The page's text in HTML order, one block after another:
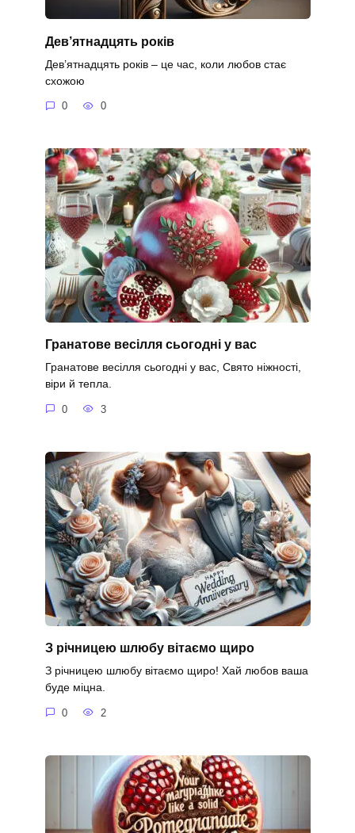
Дев’ятнадцять років
Дев’ятнадцять років – це час, коли любов стає
схожою
0 0
Гранатове весілля сьогодні у вас
Гранатове весілля сьогодні у вас, Свято ніжності,
віри й тепла.
0 3
З річницею шлюбу вітаємо щиро
З річницею шлюбу вітаємо щиро! Хай любов ваша
буде міцна.
0 2